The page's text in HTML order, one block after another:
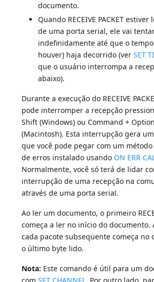
documento.
Quando RECEIVE PACKET
de uma porta serial, ele vai
indefinidamente até que o
houver) haja decorrido (verSET
que o usuário interrompa a
abaixo).
Durante a execução do RECEIVE
pode interromper a recepção
Shift (Windows) ou Command +
(Macintosh). Esta interrupção gera
que você pode pegar com um
de erros instalado usando ON ERR
Normalmente, você só terá de lidar
interrupção de uma recepção na
através de uma porta serial.
Ao ler um documento, o primeiro
começa a ler no início do documento.
cada pacote subseqüente começa no
o último byte lido.
Nota: Este comando é útil para um